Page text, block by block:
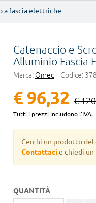
a fascia elettriche
Catenaccio e
Alluminio Fascia
Marca: Omec Codice:
€ 96,32 €
Tutti i prezzi includono l'IVA.
Cerchi un prodotto del
Contattacie chiedi
QUANTITÀ